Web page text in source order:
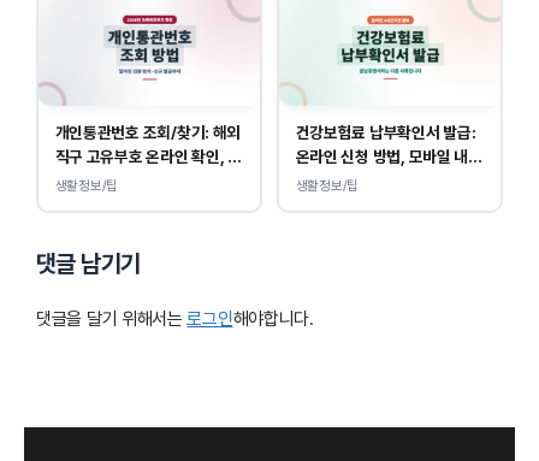
개인통관번호 조회/찾기: 해외
직구 고유부호 온라인 확인, 발
급 방법
생활정보/팁
건강보험료 납부확인서 발급:
온라인 신청 방법, 모바일 내역
조회 안내
생활정보/팁
댓글 남기기
댓글을 달기 위해서는로그인해야합니다.